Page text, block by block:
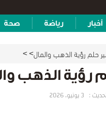
أخبار رياضة صحة
>
> حلم رؤية الذهب والمال
رؤية الذهب
: 3 يونيو، 2026